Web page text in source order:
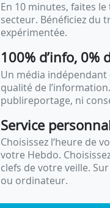
En 10 minutes, faites
secteur. Bénéficiez du
expérimentée.
100% d’info, 0%
Un média
qualité de
publireportage, ni
Service
Choisissez l‘heure de
votre Hebdo.
clefs de votre veille.
ou ordinateur.